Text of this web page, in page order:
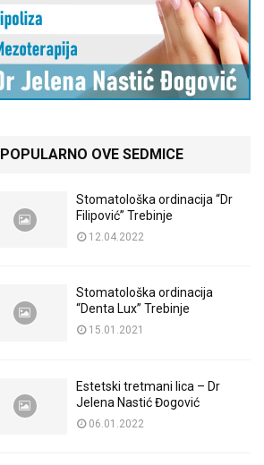
POPULARNO OVE SEDMICE
Stomatološka ordinacija “Dr
Filipović” Trebinje
12.04.2022
Stomatološka ordinacija
“Denta Lux” Trebinje
15.01.2021
Estetski tretmani lica – Dr
Jelena Nastić Đogović
06.01.2022